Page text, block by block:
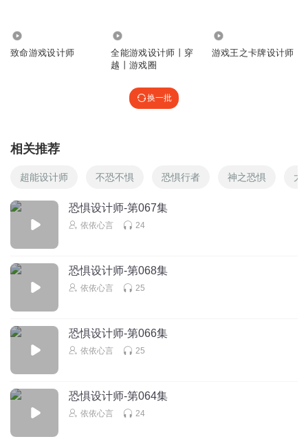
致命游戏设计师
全能游戏设计师丨穿
越丨游戏圈
游戏王之卡牌设计师
换一批
相关推荐
超能设计师 不恐不惧 恐惧行者 神之恐惧 大
恐惧设计师-第067集
依依心言 24
恐惧设计师-第068集
依依心言 25
恐惧设计师-第066集
依依心言 25
恐惧设计师-第064集
依依心言 24